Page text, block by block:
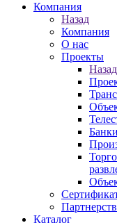
Компания
Назад
Компания
О нас
Проекты
Назад
Каталог